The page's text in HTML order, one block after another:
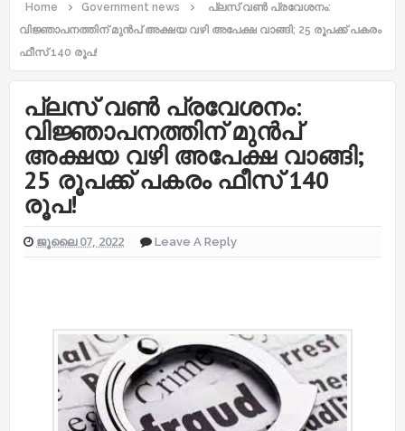
Home Government news
പ്ലസ് വണ്‍ പ്രവേശനം:
വിജ്ഞാപനത്തിന് മുൻപ് അക്ഷയ വഴി അപേക്ഷ വാങ്ങി; 25 രൂപക്ക് പകരം
ഫീസ് 140 രൂപ!
പ്ലസ് വണ്‍ പ്രവേശനം:
വിജ്ഞാപനത്തിന് മുൻപ്
അക്ഷയ വഴി അപേക്ഷ വാങ്ങി;
25 രൂപക്ക് പകരം ഫീസ് 140
രൂപ!
ജൂലൈ 07, 2022 Leave A Reply